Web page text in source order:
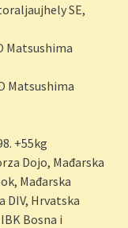
SE,
Matsushima
Matsushima
+55kg
Dojo, Mađarska
Mađarska
DIV, Hrvatska
Bosna i